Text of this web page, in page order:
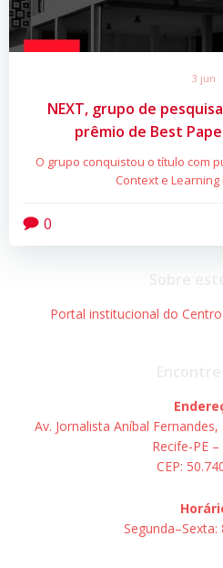
3 jun
NEXT, grupo de
prêmio de Best
O grupo conquistou o título com
Context e
0
Portal institucional do
Av. Jornalista Aníbal
Recife-PE
CEP:
Segunda–Sexta: